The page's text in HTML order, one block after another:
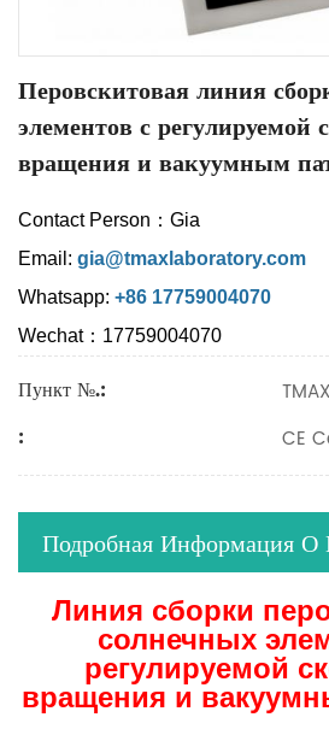
Перовскитовая линия
элементов с регулируемой
вращения и вакуумным
Contact Person：Gia
Email: gia@tmaxlaboratory.com
Whatsapp: +86 17759004070
Wechat：17759004070
Пункт №.:
: CE
Подробная Информация О
Линия сборки
солнечных
регулируемой
вращения и